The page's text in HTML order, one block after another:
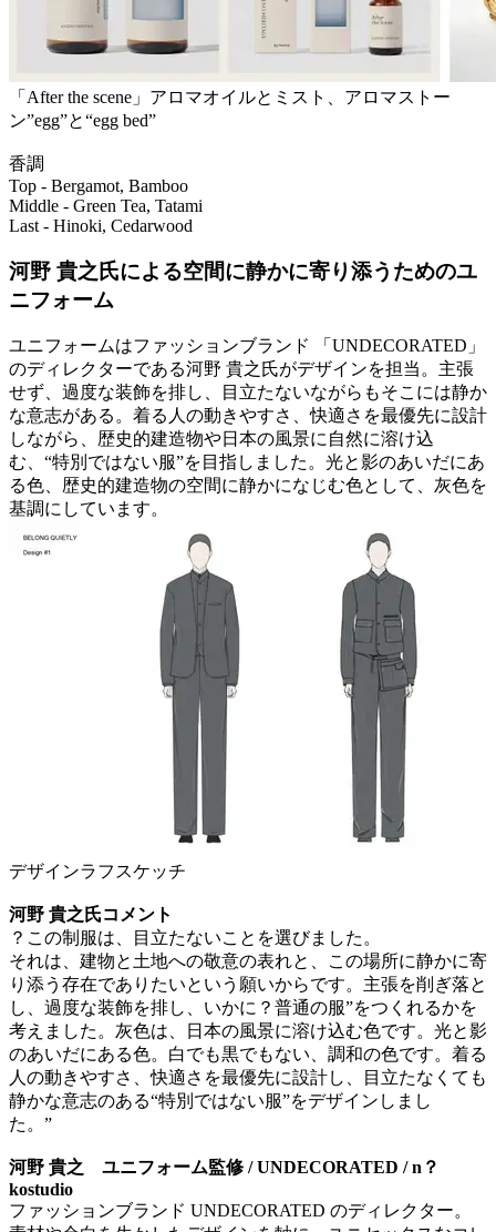
「After the scene」アロマオイルとミスト、アロマストー
ン”egg”と“egg bed”
香調
Top - Bergamot, Bamboo
Middle - Green Tea, Tatami
Last - Hinoki, Cedarwood
河野 貴之氏による空間に静かに寄り添うためのユ
ニフォーム
ユニフォームはファッションブランド 「UNDECORATED」
のディレクターである河野 貴之氏がデザインを担当。主張
せず、過度な装飾を排し、目立たないながらもそこには静か
な意志がある。着る人の動きやすさ、快適さを最優先に設計
しながら、歴史的建造物や日本の風景に自然に溶け込
む、“特別ではない服”を目指しました。光と影のあいだにあ
る色、歴史的建造物の空間に静かになじむ色として、灰色を
基調にしています。
デザインラフスケッチ
河野 貴之氏コメント
？この制服は、目立たないことを選びました。
それは、建物と土地への敬意の表れと、この場所に静かに寄
り添う存在でありたいという願いからです。主張を削ぎ落と
し、過度な装飾を排し、いかに？普通の服”をつくれるかを
考えました。灰色は、日本の風景に溶け込む色です。光と影
のあいだにある色。白でも黒でもない、調和の色です。着る
人の動きやすさ、快適さを最優先に設計し、目立たなくても
静かな意志のある“特別ではない服”をデザインしまし
た。”
河野 貴之 ユニフォーム監修 / UNDECORATED / n？
kostudio
ファッションブランド UNDECORATED のディレクター。